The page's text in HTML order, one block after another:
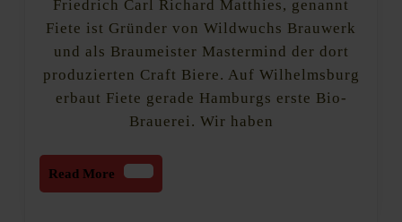
über
Hamburgs
erste
Bio-
Brauerei
2018
Friedrich Carl Richard Matthies, genannt
Fiete ist Gründer von Wildwuchs Brauwerk
und als Braumeister Mastermind der dort
produzierten Craft Biere. Auf Wilhelmsburg
erbaut Fiete gerade Hamburgs erste Bio-
Brauerei. Wir haben
Read More
Read
More